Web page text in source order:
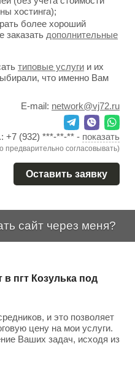
хостинга);
более хороший
заказать дополнительные
типовые услуги и их
что именно Вам
E-mail: network@vj72.ru
+7 (932) ***-**-** - показать
предварительно согласовывать)
Оставить заявку
сайт через меня?
в пгт Козулька под
и это позволяет
цену на мои услуги.
Ваших задач, исходя из